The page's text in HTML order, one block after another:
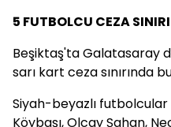
5 FUTBOLCU CEZA
Beşiktaş'ta Galatasaray
sarı kart ceza sınırında
Siyah-beyazlı
Köybaşı, Olcay Şahan,